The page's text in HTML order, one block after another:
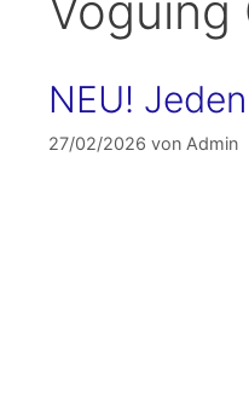
Voguing
NEU!
27/02/2026 von Admin